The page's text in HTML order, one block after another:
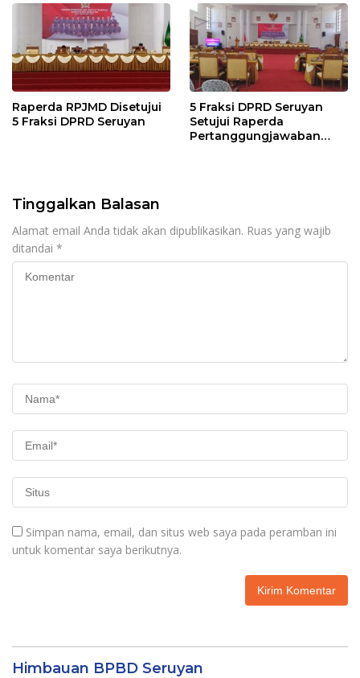
Raperda RPJMD Disetujui
5 Fraksi DPRD Seruyan
5 Fraksi DPRD Seruyan
Setujui Raperda
Pertanggungjawaban
Tinggalkan Balasan
Alamat email Anda tidak akan dipublikasikan. Ruas yang wajib
ditandai *
Simpan nama, email, dan situs web saya pada peramban ini
untuk komentar saya berikutnya.
Himbauan BPBD Seruyan